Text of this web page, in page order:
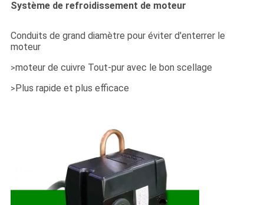
Système de refroidissement de moteur
Conduits de grand diamètre pour éviter d'enterrer le
moteur
>moteur de cuivre Tout-pur avec le bon scellage
>Plus rapide et plus efficace